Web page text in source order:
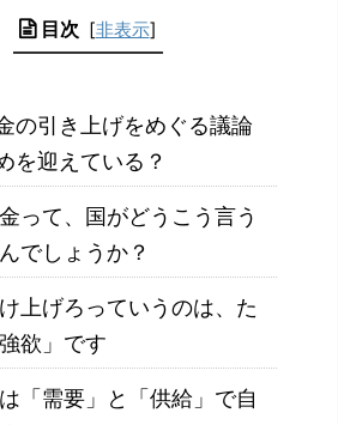
目次 [非表示]
の引き上げをめぐる議論
を迎えている？
って、国がどうこう言う
でしょうか？
上げろっていうのは、た
欲」です
「需要」と「供給」で自